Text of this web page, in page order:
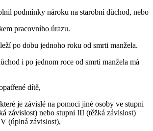
podmínky nároku na starobní důchod, nebo
pracovního úrazu.
po dobu jednoho roku od smrti manžela.
i po jednom roce od smrti manžela má
dítě,
je závislé na pomoci jiné osoby ve stupni
závislost) nebo stupni III (těžká závislost)
(úplná závislost),